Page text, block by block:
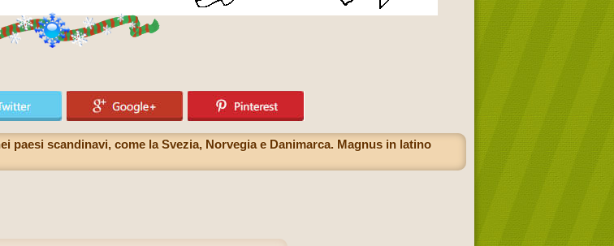
paesi scandinavi, come la Svezia, Norvegia e Danimarca. Magnus in latino